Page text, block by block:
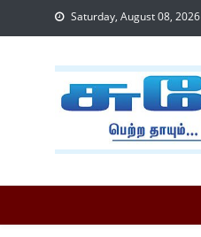
Saturday, August 08, 2026